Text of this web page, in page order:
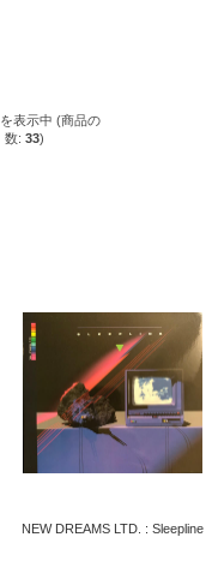
を表示中 (商品の
数:33)
NEW DREAMS LTD. : Sleepline